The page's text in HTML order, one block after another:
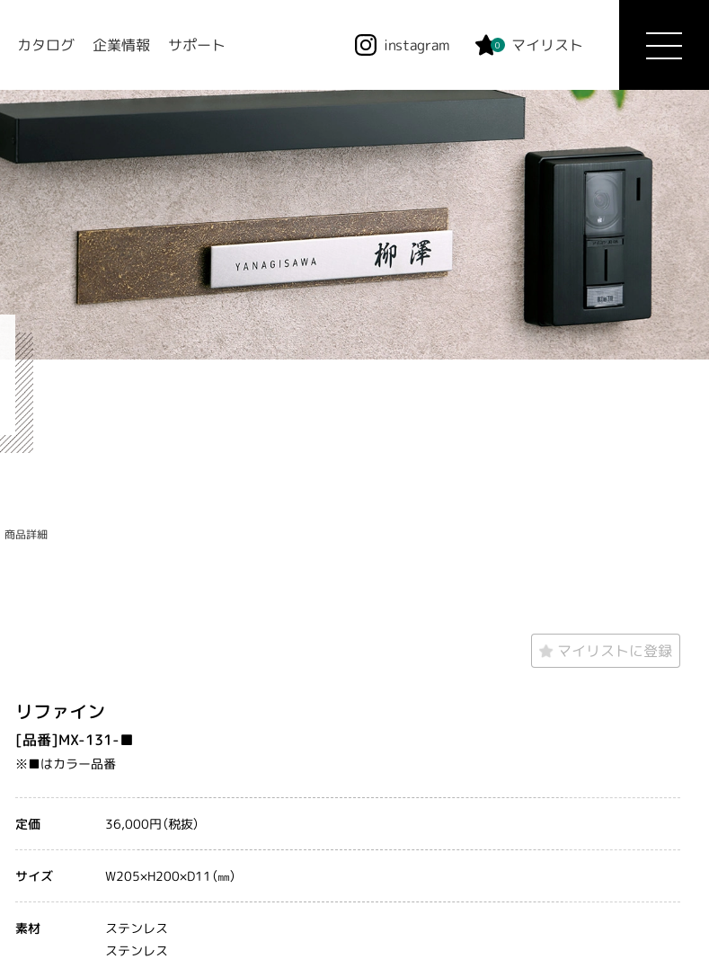
カタログ 企業情報 サポート instagram 0 マイリスト
商品詳細
マイリストに登録
リファイン
[品番]MX-131-■
※■はカラー品番
定価 36,000円（税抜）
サイズ W205×H200×D11（㎜）
素材
ステンレス
ステンレス